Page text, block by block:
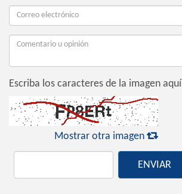
Escriba los caracteres de la imagen aquí
Mostrar otra imagen 
ENVIAR